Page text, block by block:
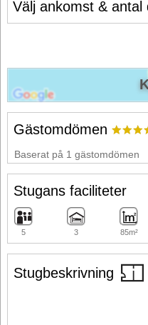
Välj ankomst & antal
Stugbeskrivning
Gästomdömen
Baserat på 1 gästomdömen
Stugans faciliteter
5 3 85m²